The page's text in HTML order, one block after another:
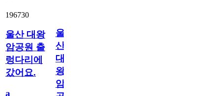
196730
울산 대왕
암공원 출
렁다리에
갔어요.
a
울
산
대
왕
암